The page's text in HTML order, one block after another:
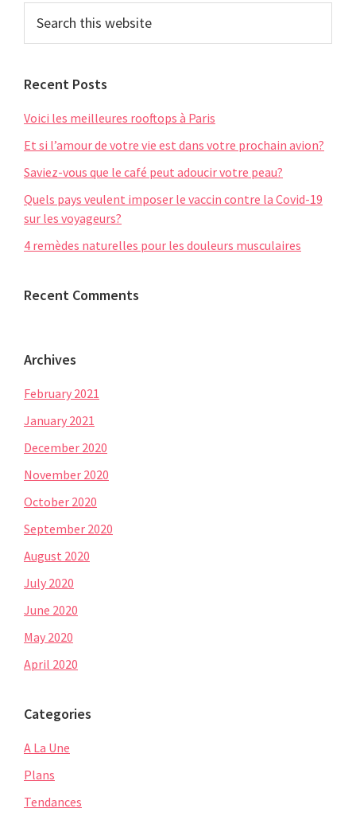
Primary
Sidebar
this
Recent Posts
Voici les meilleures rooftops à Paris
Et si l’amour de votre vie est dans votre prochain avion?
Saviez-vous que le café peut adoucir votre peau?
Quels pays veulent imposer le vaccin contre la Covid-19
sur les voyageurs?
4 remèdes naturelles pour les douleurs musculaires
Recent Comments
Archives
February 2021
January 2021
December 2020
November 2020
October 2020
September 2020
August 2020
July 2020
June 2020
May 2020
April 2020
Categories
A La Une
Plans
Tendances